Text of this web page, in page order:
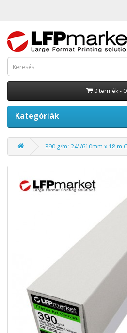
0 termék -
Kategóriák
390 g/m² 24"/610mm x 18 m